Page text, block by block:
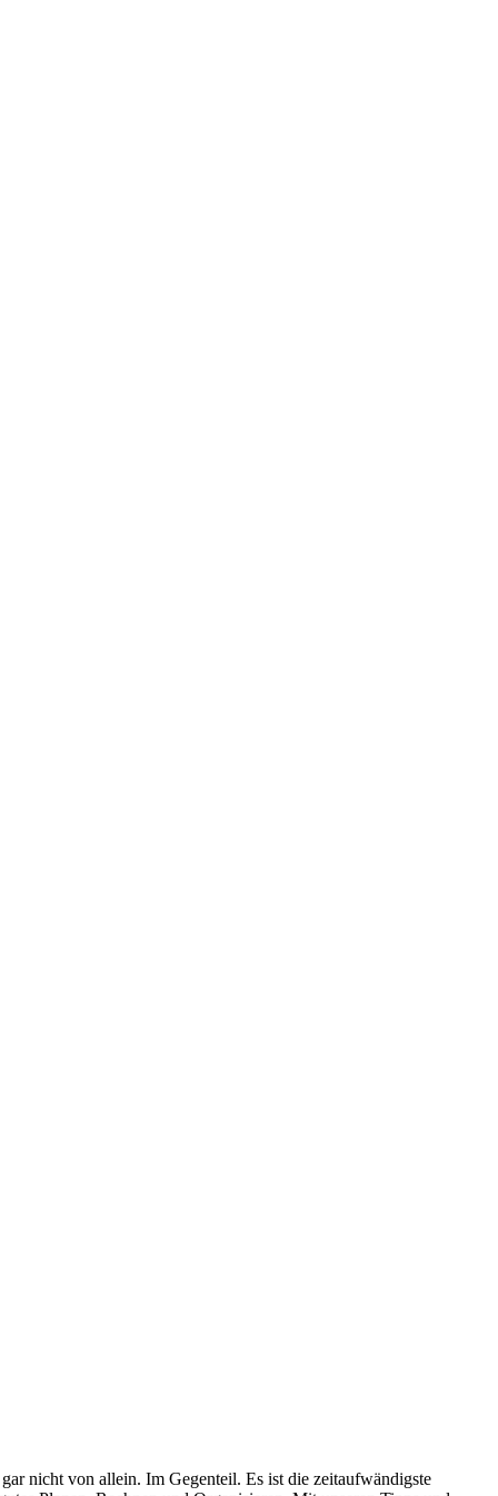
nicht von allein. Im Gegenteil. Es ist die zeitaufwändigste